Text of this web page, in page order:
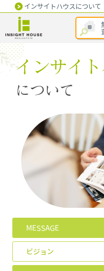
インサイトハウスについて
インサイ
について
MESSAGE
ビジョン